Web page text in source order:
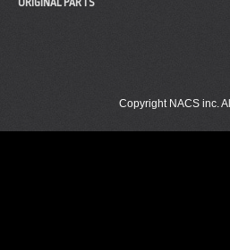
ORIGINAL PARTS
Copyright NACS inc.